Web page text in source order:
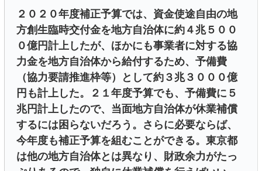
２０２０年度補正予算では、資金使途自由の地
方創生臨時交付金を地方自治体に約４兆５００
０億円計上したが、ほかにも事業者に対する協
力金を地方自治体から給付するため、予備費
（協力要請推進枠等）として約３兆３０００億
円も計上した。２１年度予算でも、予備費に５
兆円計上したので、当面地方自治体が休業補償
するには困らないだろう。さらに必要ならば、
今年度も補正予算を組むことができる。東京都
は他の地方自治体とは異なり、財政余力がたっ